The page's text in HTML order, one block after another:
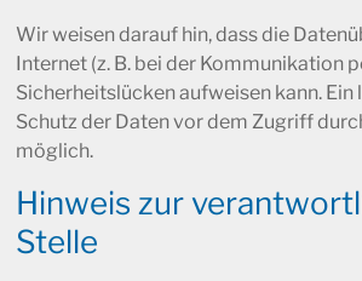
Wir weisen darauf hin, dass die
Internet (z. B. bei der Kommunikation
Sicherheitslücken aufweisen kann. Ein
Schutz der Daten vor dem Zugriff
möglich.
Hinweis zur
Stelle